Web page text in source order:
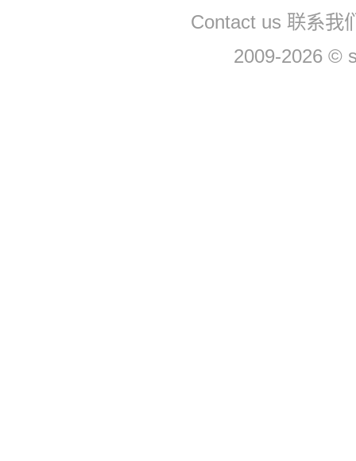
Contact us 联系我
2009-2026 ©